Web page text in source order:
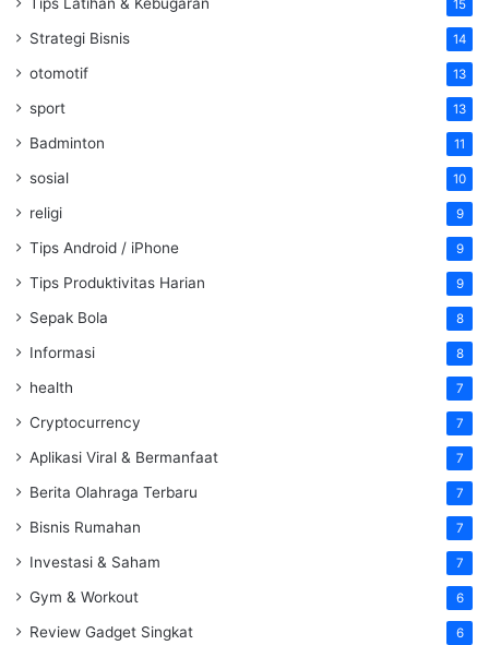
Tips Latihan & Kebugaran 15
Strategi Bisnis 14
otomotif 13
sport 13
Badminton 11
sosial 10
religi 9
Tips Android / iPhone 9
Tips Produktivitas Harian 9
Sepak Bola 8
Informasi 8
health 7
Cryptocurrency 7
Aplikasi Viral & Bermanfaat 7
Berita Olahraga Terbaru 7
Bisnis Rumahan 7
Investasi & Saham 7
Gym & Workout 6
Review Gadget Singkat 6